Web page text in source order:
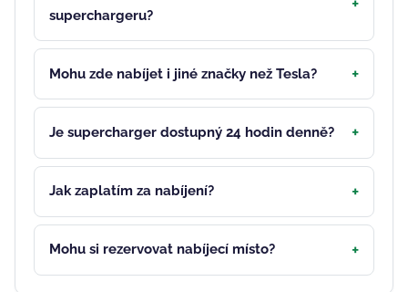
superchargeru?
Mohu zde nabíjet i jiné značky než Tesla?
Je supercharger dostupný 24 hodin denně?
Jak zaplatím za nabíjení?
Mohu si rezervovat nabíjecí místo?